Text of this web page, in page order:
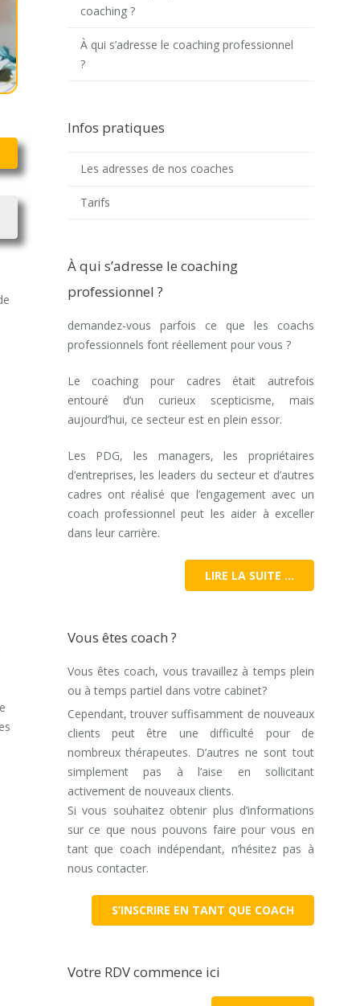
coaching ?
À qui s’adresse le coaching professionnel
?
Infos pratiques
Les adresses de nos coaches
Tarifs
À qui s’adresse le coaching
professionnel ?
demandez-vous parfois ce que les coachs
professionnels font réellement pour vous ?
Le coaching pour cadres était autrefois
entouré d’un curieux scepticisme, mais
aujourd’hui, ce secteur est en plein essor.
Les PDG, les managers, les propriétaires
d’entreprises, les leaders du secteur et d’autres
cadres ont réalisé que l’engagement avec un
coach professionnel peut les aider à exceller
dans leur carrière.
LIRE LA SUITE …
Vous êtes coach ?
Vous êtes coach, vous travaillez à temps plein
ou à temps partiel dans votre cabinet?
Cependant, trouver suffisamment de nouveaux
clients peut être une difficulté pour de
nombreux thérapeutes. D’autres ne sont tout
simplement pas à l’aise en sollicitant
activement de nouveaux clients.
Si vous souhaitez obtenir plus d’informations
sur ce que nous pouvons faire pour vous en
tant que coach indépendant, n’hésitez pas à
nous contacter.
S’INSCRIRE EN TANT QUE COACH
Votre RDV commence ici